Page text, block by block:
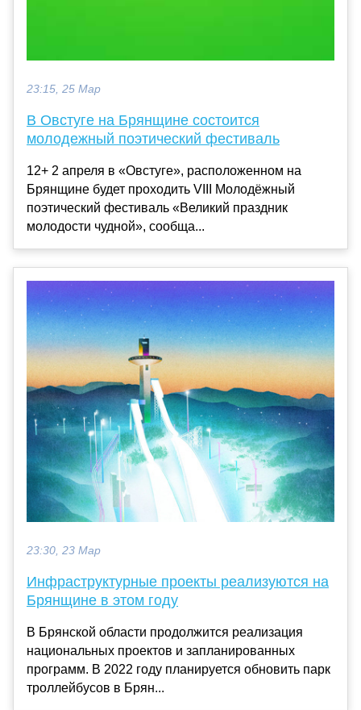
23:15, 25 Мар
В Овстуге на Брянщине состоится
молодежный поэтический фестиваль
12+ 2 апреля в «Овстуге», расположенном на
Брянщине будет проходить VIII Молодёжный
поэтический фестиваль «Великий праздник
молодости чудной», сообща...
23:30, 23 Мар
Инфраструктурные проекты реализуются на
Брянщине в этом году
В Брянской области продолжится реализация
национальных проектов и запланированных
программ. В 2022 году планируется обновить парк
троллейбусов в Брян...